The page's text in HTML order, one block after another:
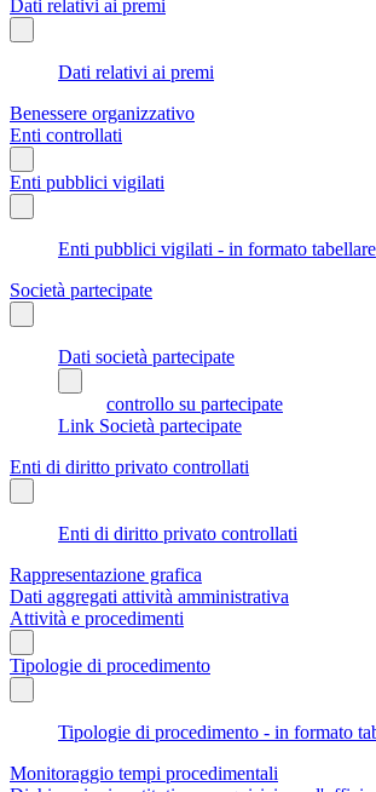
Dati relativi ai premi
Dati relativi ai premi
Benessere organizzativo
Enti controllati
Enti pubblici vigilati
Enti pubblici vigilati - in formato tabellare
Società partecipate
Dati società partecipate
controllo su partecipate
Link Società partecipate
Enti di diritto privato controllati
Enti di diritto privato controllati
Rappresentazione grafica
Dati aggregati attività amministrativa
Attività e procedimenti
Tipologie di procedimento
Tipologie di procedimento - in formato
Monitoraggio tempi procedimentali